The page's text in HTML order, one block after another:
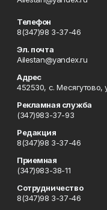
Телефон
8(347)98 3-37-46
Эл. почта
Ailestan@yandex.ru
Адрес
452530, с. Месягутово,
Рекламная служба
(347)983-37-93
Редакция
8(347)98 3-37-46
Приемная
(347)983-38-11
Сотрудничество
8(347)98 3-37-46